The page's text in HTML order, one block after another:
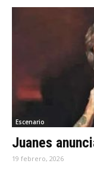
Escenario
Juanes
19 febrero, 2026